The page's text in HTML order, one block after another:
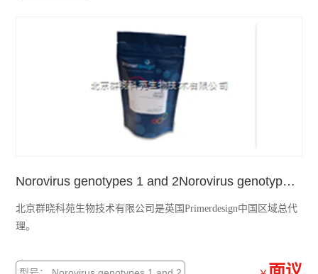
Norovirus genotypes 1 and 2Norovirus genotypes 1 and 2 诺瓦克病毒基因型1&2 检测试剂盒
北京群晓科苑生物技术有限公司是英国Primerdesign中国区域总代
理。